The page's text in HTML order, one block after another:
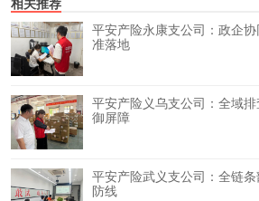
平安产险永康支公司：政企
准落地
平安产险义乌支公司：全域
御屏障
平安产险武义支公司：全链
防线